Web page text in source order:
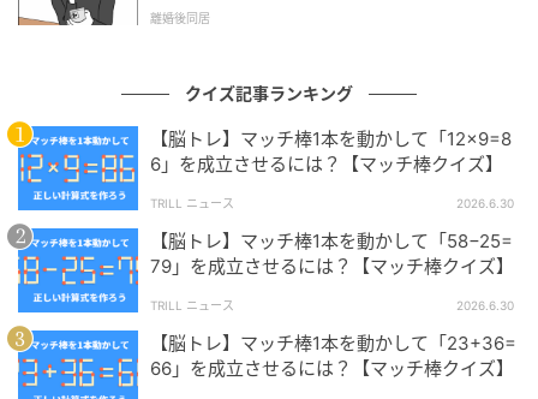
問題制作：株式会社 キュービック（
株式会社キュービックは、さまざまな場面でご利用い
ただけるクイズ問題のご提供、クイズイベントの構築
を主な業務とする日本初の「クイズの総合商社」で
す。クイズに関することなら何でもお気軽にご相談く
ださい。
離婚後同居
クイズ記事ランキング
【脳トレ】マッチ棒1本を動かして「12×9=8
6」を成立させるには？【マッチ棒クイズ】
TRILL ニュース 2026.6.30
【脳トレ】マッチ棒1本を動かして「58−25=
79」を成立させるには？【マッチ棒クイズ】
TRILL ニュース 2026.6.30
【脳トレ】マッチ棒1本を動かして「23+36=
66」を成立させるには？【マッチ棒クイズ】